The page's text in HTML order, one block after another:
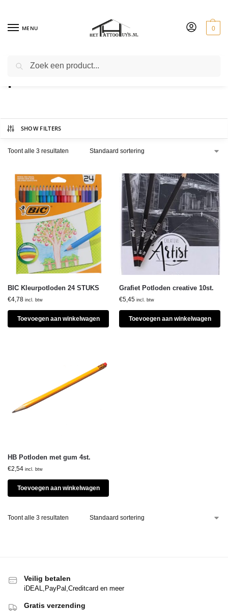
MENU 0
SHOW FILTERS
Toont alle 3 resultaten
BIC Kleurpotloden 24 STUKS
€4,78 incl. btw
Toevoegen aan winkelwagen
Grafiet Potloden creative 10st.
€5,45 incl. btw
Toevoegen aan winkelwagen
HB Potloden met gum 4st.
€2,54 incl. btw
Toevoegen aan winkelwagen
Toont alle 3 resultaten
Veilig betalen
iDEAL,PayPal,Creditcard en meer
Gratis verzending